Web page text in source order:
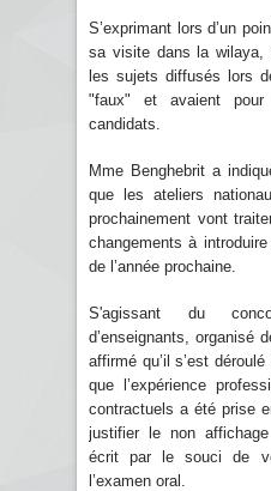
S’exprimant lors d’un
sa visite dans la wilaya,
les sujets diffusés lors
"faux" et avaient
candidats.
Mme Benghebrit a
que les ateliers
prochainement vont
changements à
de l’année prochaine.
S'agissant du
d’enseignants, organisé
affirmé qu’il s’est
que l’expérience
contractuels a été prise
justifier le non
écrit par le souci de
l’examen oral.